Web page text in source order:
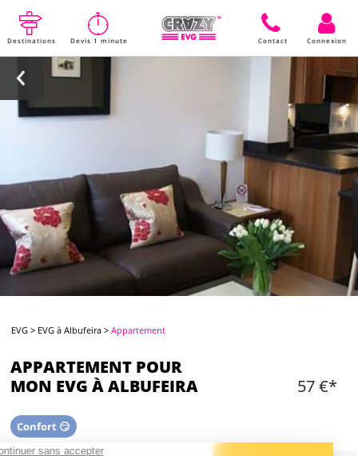
Destinations Devis 1 minute Contact Connexion
EVG > EVG à Albufeira >Appartement
APPARTEMENT POUR
MON EVG À ALBUFEIRA
57 €*
Confort 😏